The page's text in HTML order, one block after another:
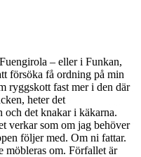
– eller i Funkan,
försöka få ordning på min
ryggskott fast mer i den där
heter det
det knakar i käkarna.
verkar som om jag behöver
följer med. Om ni fattar.
möbleras om. Förfallet är